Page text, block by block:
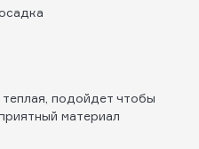
подойдет чтобы
материал